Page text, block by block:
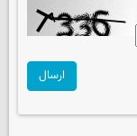
ارسال